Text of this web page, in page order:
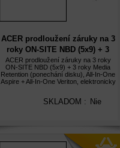
ACER prodloužení záruky na 3
roky ON-SITE NBD (5x9) + 3
roky Media Retention
(ponechání disku), elektronicky
ACER prodloužení záruky na 3 roky
ON-SITE NBD (5x9) + 3 roky Media
Retention (ponechání disku), All-In-One
Aspire + All-In-One Veriton, elektronicky
SKLADOM : Nie